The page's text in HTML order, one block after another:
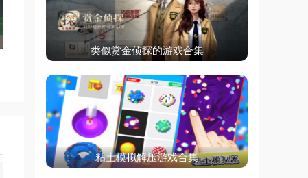
类似赏金侦探的游戏合集
粘土模拟解压游戏合集